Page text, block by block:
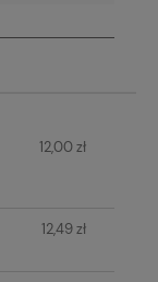
12,00 zł
12,49 zł